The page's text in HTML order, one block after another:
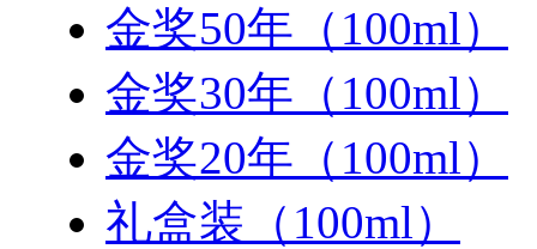
金奖50年（100ml）
金奖30年（100ml）
金奖20年（100ml）
礼盒装（100ml）